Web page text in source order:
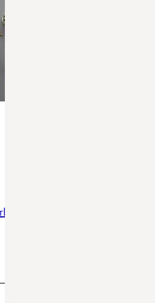
Bowls & Schüsseln